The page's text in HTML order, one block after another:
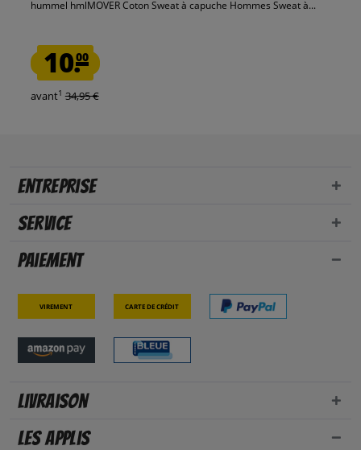
hummel hmlMOVER Coton Sweat à capuche Hommes Sweat à...
10.00
avant1 34,95 €
Entreprise
Service
Paiement
Virement Carte de crédit
Livraison
Les applis